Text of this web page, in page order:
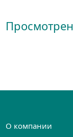
О компании